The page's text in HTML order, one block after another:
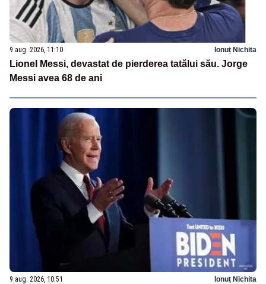
9 aug. 2026, 11:10 Ionuț Nichita
Lionel Messi, devastat de pierderea tatălui său. Jorge
Messi avea 68 de ani
9 aug. 2026, 10:51 Ionuț Nichita